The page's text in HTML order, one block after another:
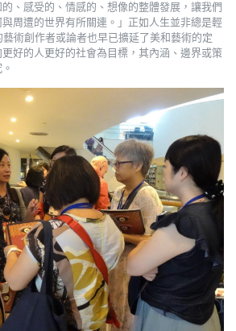
、感受的、情感的、想像的整體發展，讓我們
周遭的世界有所關連。」正如人生並非總是輕
術創作者或論者也早已擴延了美和藝術的定
好的人更好的社會為目標，其內涵、邊界或策